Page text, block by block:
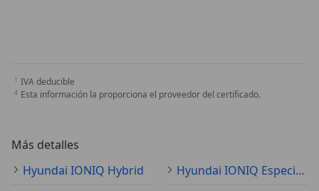
IVA deducible
Esta información la proporciona el proveedor del certificado.
Más detalles
Hyundai IONIQ Hybrid
Hyundai IONIQ Especificaciones técnicas